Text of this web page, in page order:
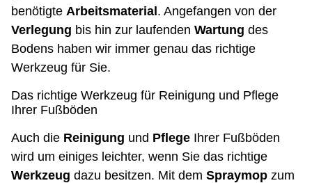
benötigte Arbeitsmaterial. Angefangen von der
Verlegung bis hin zur laufenden Wartung des
Bodens haben wir immer genau das richtige
Werkzeug für Sie.
Das richtige Werkzeug für Reinigung und Pflege
Ihrer Fußböden
Auch die Reinigung und Pflege Ihrer Fußböden
wird um einiges leichter, wenn Sie das richtige
Werkzeug dazu besitzen. Mit dem Spraymop zum